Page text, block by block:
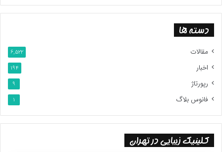
دسته ها
مقالات 6,522
اخبار 194
رپورتاژ 9
فانوس بلاگ 1
کلینیک زیبایی در تهران